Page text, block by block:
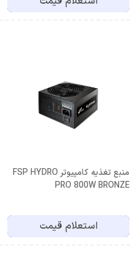
منبع تغذیه کامپیوتر FSP HYDRO
PRO 800W BRONZE
استعلام قیمت